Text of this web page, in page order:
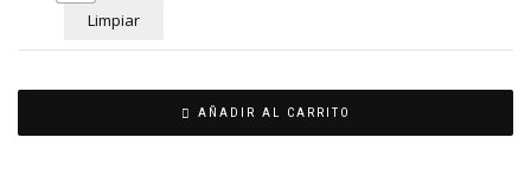
Limpiar
AÑADIR AL CARRITO